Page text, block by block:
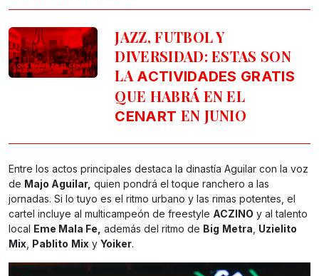
JAZZ, FUTBOL Y
DIVERSIDAD: ESTAS SON
LA ACTIVIDADES GRATIS
QUE HABRÁ EN EL
CENART EN JUNIO
Entre los actos principales destaca la dinastía Aguilar con la voz
de Majo Aguilar, quien pondrá el toque ranchero a las
jornadas. Si lo tuyo es el ritmo urbano y las rimas potentes, el
cartel incluye al multicampeón de freestyle ACZINO y al talento
local
Eme Mala Fe, además del ritmo de Big Metra, Uzielito
Mix, Pablito Mix y Yoiker.